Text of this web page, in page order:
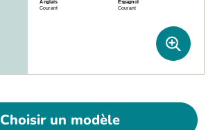
Choisir un modèle